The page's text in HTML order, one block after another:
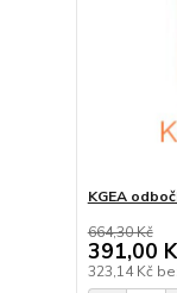
KGEA
664,30 Kč
391,00
323,14 Kč